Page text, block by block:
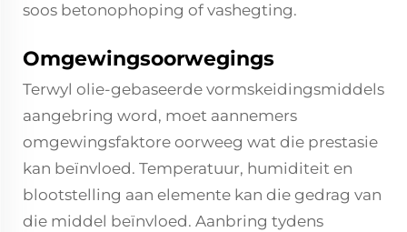
soos betonophoping of vashegting.
Omgewingsoorwegings
Terwyl olie-gebaseerde vormskeidingsmiddels
aangebring word, moet aannemers
omgewingsfaktore oorweeg wat die prestasie
kan beïnvloed. Temperatuur, humiditeit en
blootstelling aan elemente kan die gedrag van
die middel beïnvloed. Aanbring tydens